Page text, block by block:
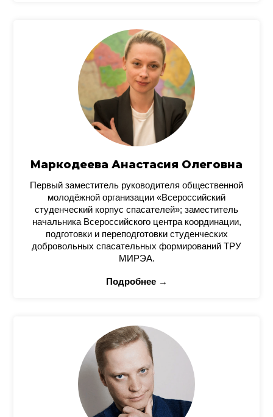
Маркодеева Анастасия Олеговна
Первый заместитель руководителя общественной
молодёжной организации «Всероссийский
студенческий корпус спасателей»; заместитель
начальника Всероссийского центра координации,
подготовки и переподготовки студенческих
добровольных спасательных формирований ТРУ
МИРЭА.
Подробнее →